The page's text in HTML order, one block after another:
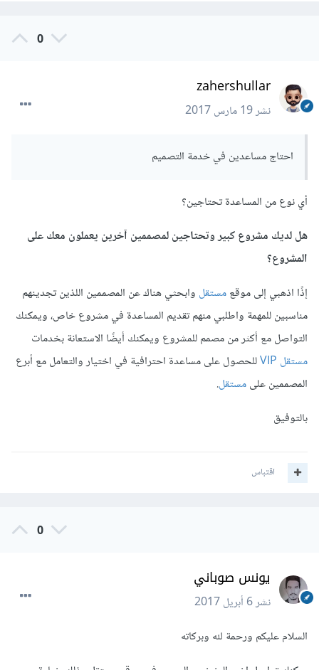
0
zahershullar
نشر19 مارس 2017
احتاج مساعدين في خدمة التصميم
أي نوع من المساعدة تحتاجين؟
هل لديك مشروع كبير وتحتاجين لمصممين آخرين يعملون معك على
المشروع؟
إذًا اذهبي إلى موقعمستقل وابحثي هناك عن المصممين اللذين تجدينهم
مناسبين للمهمة واطلبي منهم تقديم المساعدة في مشروع خاص، ويمكنك
التواصل مع أكثر من مصمم للمشروع ويمكنك أيضًا الاستعانة بخدمات
مستقل VIP
للحصول على مساعدة احترافية في اختيار والتعامل مع أبرع
المصممين علىمستقل.
بالتوفيق
اقتباس
0
يونس صوباني
نشر6 أبريل 2017
السلام عليكم ورحمة لله وبركاته